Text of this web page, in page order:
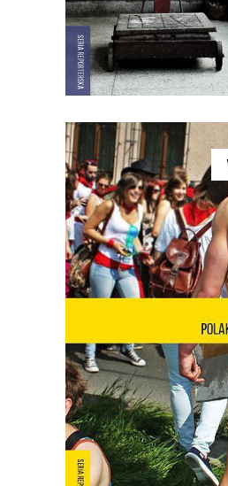
E-BOOK DO
[EBOOK] Konrad
POLAK
Mariusz Szczygieł o
możemy zobaczyć
Polsce takich książek
Oprzędka. Wariackich,
Smutnych, ale nie
Moje pokolenie w
podniecającym
dokumentalnym
Emitowany